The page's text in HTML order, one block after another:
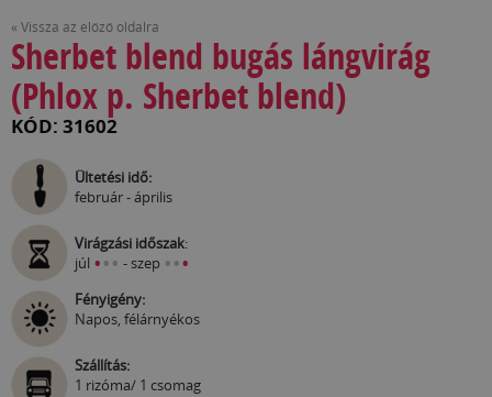
« Vissza az előző oldalra
Sherbet blend bugás lángvirág
(Phlox p. Sherbet blend)
KÓD: 31602
Ültetési idő:
február - április
Virágzási időszak:
júl ••• - szep •••
Fényigény:
Napos, félárnyékos
Szállítás:
1 rizóma/ 1 csomag